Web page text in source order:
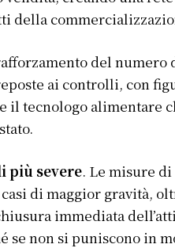
della
del numero
ai controlli, con
il tecnologo alimentare
più severe. Le misure di
di maggior gravità,
immediata
se non si puniscono in